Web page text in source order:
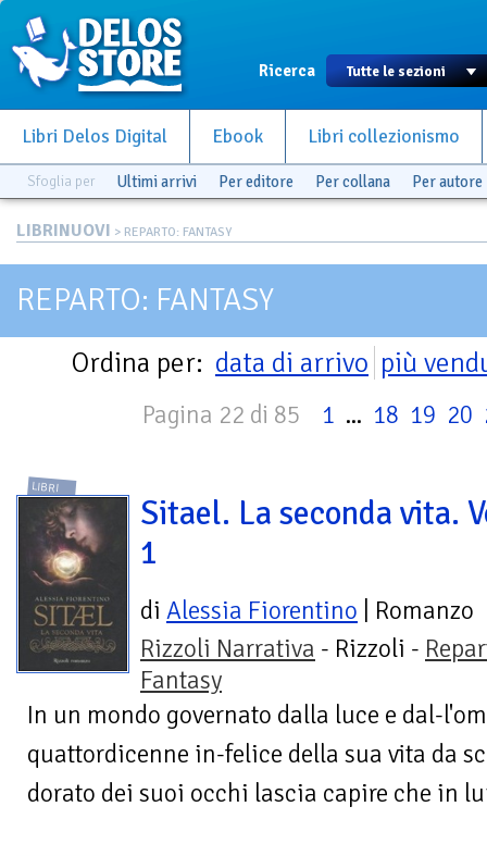
Ricerca
Libri Delos Digital Ebook Libri collezionismo
Sfoglia per Ultimi arrivi Per editore Per collana Per autore
LIBRINUOVI > REPARTO: FANTASY
REPARTO: FANTASY
Ordina per: data di arrivo più
Pagina 22 di 85 1 ... 18 19 20
LIBRI
Sitael. La seconda vita.
1
di Alessia Fiorentino | Romanzo
Rizzoli Narrativa - Rizzoli -
Fantasy
In un mondo governato dalla luce e dal-
quattordicenne in-felice della sua vita da
dorato dei suoi occhi lascia capire che in